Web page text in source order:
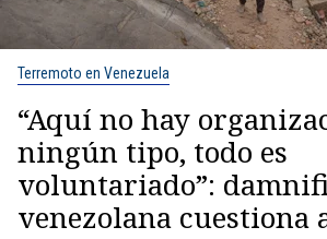
Terremoto en Venezuela
“Aquí no hay
ningún tipo, todo es
voluntariado”:
venezolana cuestiona